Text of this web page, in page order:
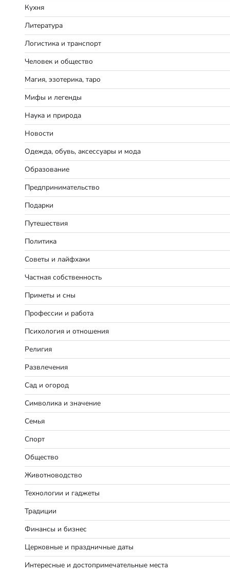
Кухня
Литература
Логистика и транспорт
Человек и общество
Магия, эзотерика, таро
Мифы и легенды
Наука и природа
Новости
Одежда, обувь, аксессуары и мода
Образование
Предпринимательство
Подарки
Путешествия
Политика
Советы и лайфхаки
Частная собственность
Приметы и сны
Профессии и работа
Психология и отношения
Религия
Развлечения
Сад и огород
Символика и значение
Семья
Спорт
Общество
Животноводство
Технологии и гаджеты
Традиции
Финансы и бизнес
Церковные и праздничные даты
Интересные и достопримечательные места